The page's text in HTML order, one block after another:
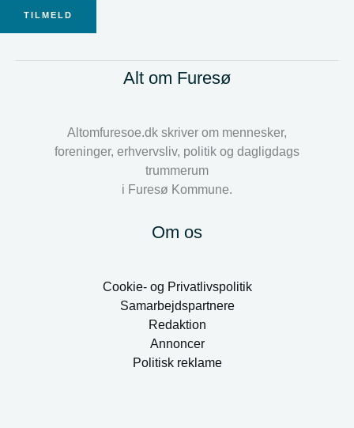
TILMELD
Alt om Furesø
Altomfuresoe.dk skriver om mennesker,
foreninger, erhvervsliv, politik og dagligdags
trummerum
i Furesø Kommune.
Om os
Cookie- og Privatlivspolitik
Samarbejdspartnere
Redaktion
Annoncer
Politisk reklame